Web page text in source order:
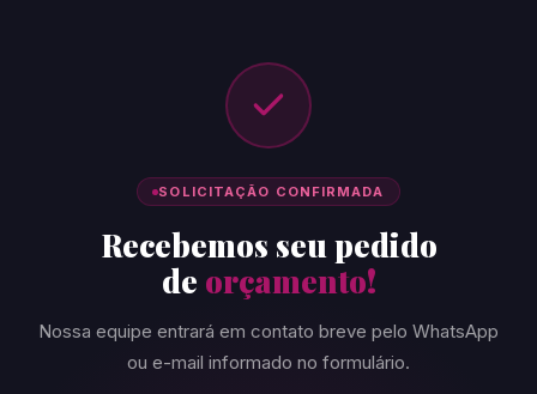
SOLICITAÇÃO CONFIRMADA
Recebemos seu pedido
de orçamento!
Nossa equipe entrará em contato breve pelo WhatsApp
ou e-mail informado no formulário.